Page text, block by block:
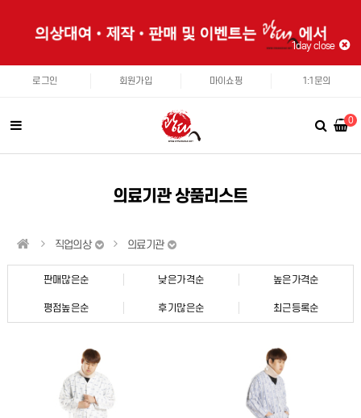
1day close
로그인 회원가입 마이쇼핑 1:1문의
0
의료기관 상품리스트
직업의상 의료기관
판매많은순 낮은가격순 높은가격순
평점높은순 후기많은순 최근등록순